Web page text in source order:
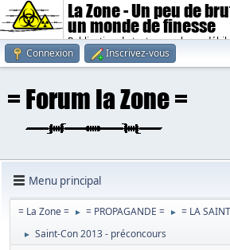
La Zone - Un peu de
un monde de finesse
Publication de textes sombres,
Connexion
Inscrivez-vous
Menu principal
= La Zone = ► = PROPAGANDE = ► = LA
► Saint-Con 2013 - préconcours